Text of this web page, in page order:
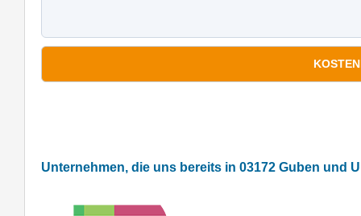
Unternehmen, die uns bereits in 03172 Guben und